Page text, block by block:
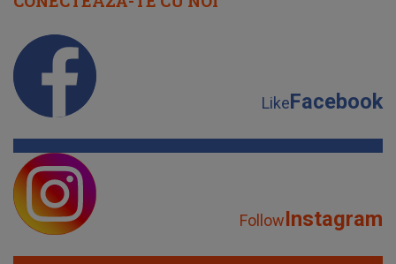
LikeFacebook
FollowInstagram